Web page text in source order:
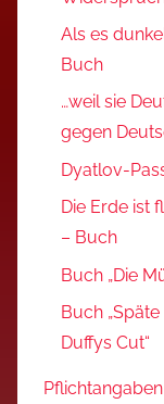
Als es
Buch
…weil sie
gegen
Dyatlov-
Die Erde ist
– Buch
Buch „Die
Buch
Duffys Cut“
Pflichtangaben